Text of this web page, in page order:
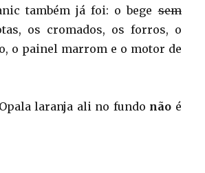
também já foi: o begesem
os cromados, os forros, o
o painel marrom e o motor de
laranja ali no fundo não é